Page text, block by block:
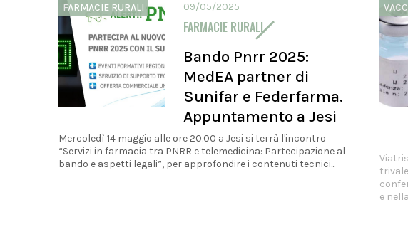
FARMACIE RURALI 09/05/2025
FARMACIE RURALI
Bando Pnrr 2025:
MedEA partner di
Sunifar e Federfarma.
Appuntamento a Jesi
Mercoledì 14 maggio alle ore 20.00 a Jesi si terrà l'incontro
“Servizi in farmacia tra PNRR e telemedicina: Partecipazione al
bando e aspetti legali”, per approfondire i contenuti tecnici...
e